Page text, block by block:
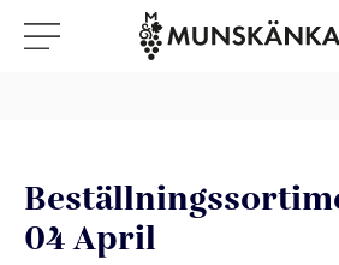
Klicka för meny
04 April